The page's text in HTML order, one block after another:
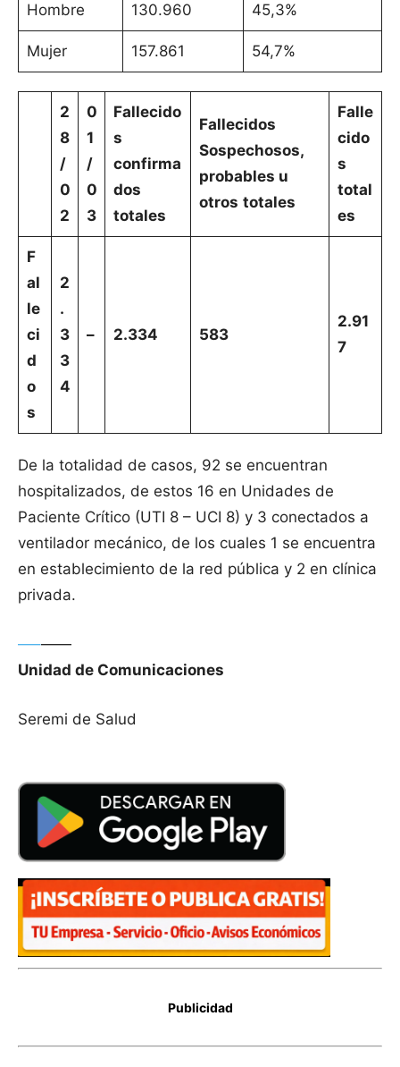
Hombre 130.960 45,3%
Mujer 157.861 54,7%
2
8
/
0
2
0
1
/
0
3
Fallecido
s
confirma
dos
totales
Fallecidos
Sospechosos,
probables u
otros totales
Falle
cido
s
total
es
F
al
le
ci
d
o
s
2
.
3
3
4
– 2.334 583
2.91
7
De la totalidad de casos, 92 se encuentran
hospitalizados, de estos 16 en Unidades de
Paciente Crítico (UTI 8 – UCI 8) y 3 conectados a
ventilador mecánico, de los cuales 1 se encuentra
en establecimiento de la red pública y 2 en clínica
privada.
—–——
Unidad de Comunicaciones
Seremi de Salud
Publicidad